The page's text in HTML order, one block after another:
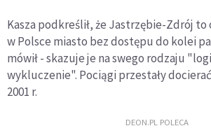
Kasza podkreślił, że Jastrzębie-Zdrój to
w Polsce miasto bez dostępu do kolei
mówił - skazuje je na swego rodzaju
wykluczenie". Pociągi przestały
2001 r.
DEON.PL POLECA